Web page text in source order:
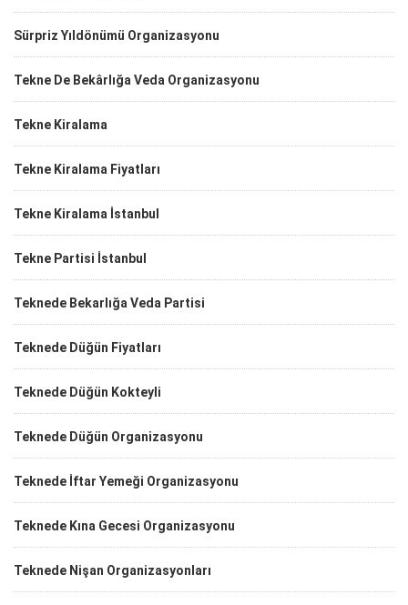
Sürpriz Yıldönümü Organizasyonu
Tekne De Bekârlığa Veda Organizasyonu
Tekne Kiralama
Tekne Kiralama Fiyatları
Tekne Kiralama İstanbul
Tekne Partisi İstanbul
Teknede Bekarlığa Veda Partisi
Teknede Düğün Fiyatları
Teknede Düğün Kokteyli
Teknede Düğün Organizasyonu
Teknede İftar Yemeği Organizasyonu
Teknede Kına Gecesi Organizasyonu
Teknede Nişan Organizasyonları